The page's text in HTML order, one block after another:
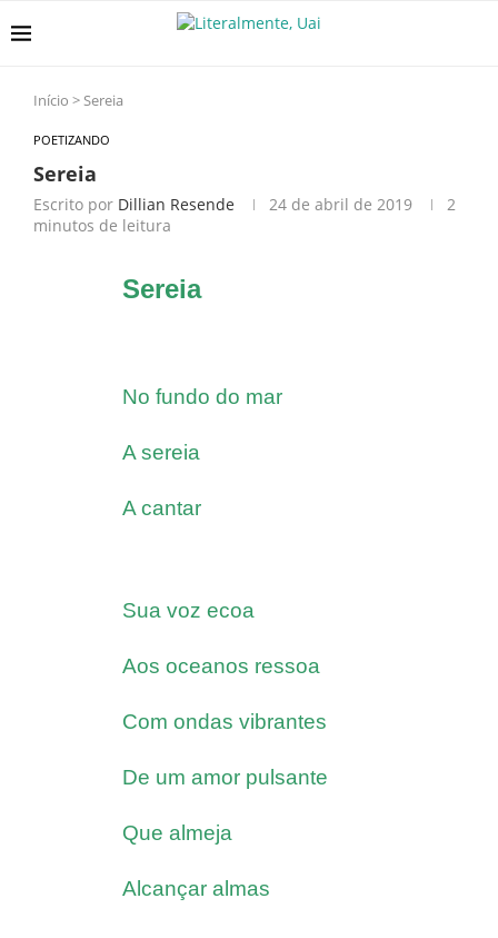
Início >Sereia
POETIZANDO
Sereia
Escrito por Dillian Resende 24 de abril de 2019
2
minutos de leitura
Sereia
No fundo do mar
A sereia
A cantar
Sua voz ecoa
Aos oceanos ressoa
Com ondas vibrantes
De um amor pulsante
Que almeja
Alcançar almas